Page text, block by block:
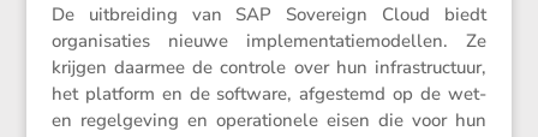
De uitbrei­ding van SAP Sovereign Cloud biedt
organi­sa­ties nieuwe imple­men­ta­tie­mo­dellen. Ze
krijgen daarmee de controle over hun infra­struc­tuur,
het platform en de software, afgestemd op de wet-
en regel­ge­ving en opera­ti­o­nele eisen die voor hun